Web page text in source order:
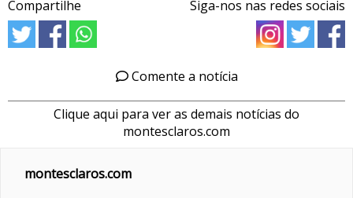
Compartilhe Siga-nos nas redes sociais
Comente a notícia
Clique aqui para ver as demais notícias do
montesclaros.com
montesclaros.com